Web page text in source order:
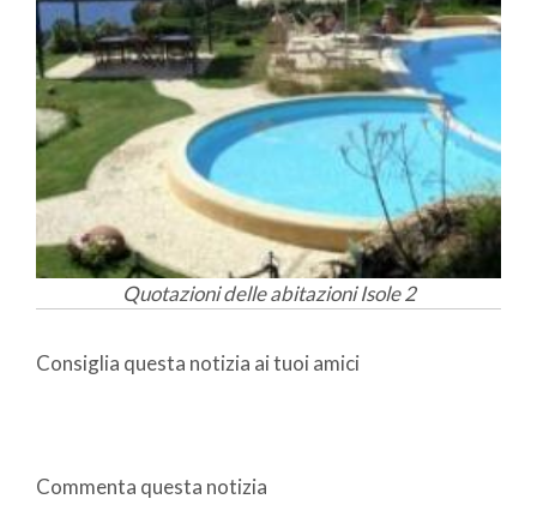
Quotazioni delle abitazioni Isole 2
Consiglia questa notizia ai tuoi amici
Commenta questa notizia